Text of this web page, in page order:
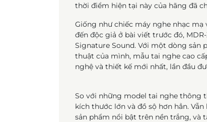
thời điểm hiện tại này của hãng đã
Giống như chiếc máy nghe nhạc
đến độc giả ở bài viết trước đó,
Signature Sound. Với một dòng sản
thuật của mình, mẫu tai nghe cao
nghệ và thiết kế mới nhất, lần đầu
So với những model tai nghe thông
kích thước lớn và đồ sộ hơn hẳn.
sản phẩm nổi bật trên nền trắng, và